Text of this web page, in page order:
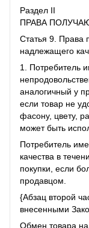
Раздел II
ПРАВА
Статья 9. Права
надлежащего
1. Потребитель
аналогичный у
если товар не
фасону, цвету,
может быть
Потребитель
качества в
покупки, если
продавцом.
{Абзац второй
внесенными
Обмен товара